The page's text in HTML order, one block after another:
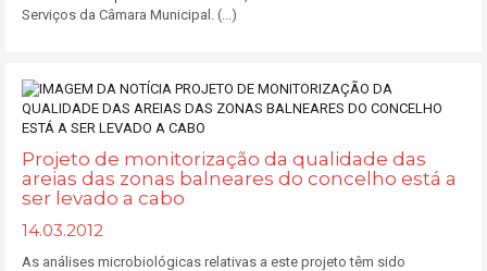
Serviços da Câmara Municipal. (...)
Projeto de monitorização da qualidade das
areias das zonas balneares do concelho está a
ser levado a cabo
14.03.2012
As análises microbiológicas relativas a este projeto têm sido